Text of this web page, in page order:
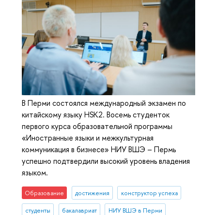
В Перми состоялся международный экзамен по
китайскому языку HSK2. Восемь студенток
первого курса образовательной программы
«Иностранные языки и межкультурная
коммуникация в бизнесе» НИУ ВШЭ – Пермь
успешно подтвердили высокий уровень владения
языком.
Образование достижения конструктор успеха
студенты бакалавриат НИУ ВШЭ в Перми